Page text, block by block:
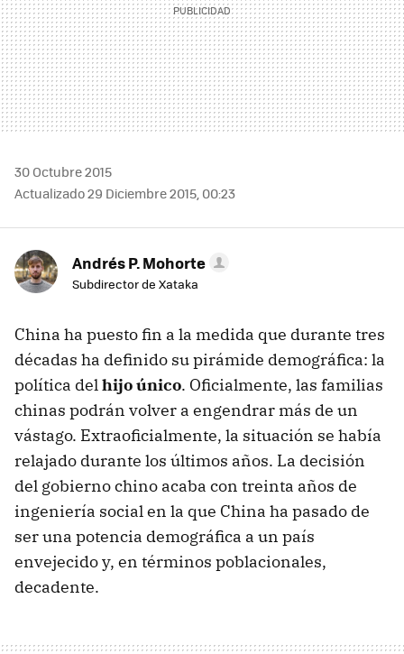
30 Octubre 2015
Actualizado 29 Diciembre 2015, 00:23
Andrés P. Mohorte
Subdirector de Xataka
China ha puesto fin a la medida que durante tres
décadas ha definido su pirámide demográfica: la
política delhijo único. Oficialmente, las familias
chinas podrán volver a engendrar más de un
vástago. Extraoficialmente, la situación se había
relajado durante los últimos años. La decisión
del gobierno chino acaba con treinta años de
ingeniería social en la que China ha pasado de
ser una potencia demográfica a un país
envejecido y, en términos poblacionales,
decadente.